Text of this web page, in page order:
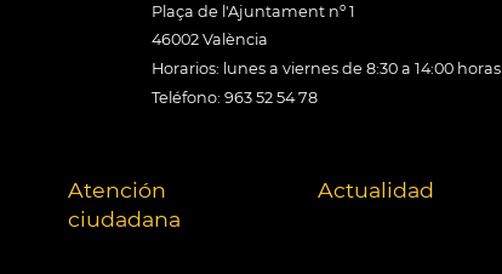
Plaça de l'Ajuntament nº 1
46002 València
Horarios: lunes a viernes de 8:30 a 14:00 horas
Teléfono: 963 52 54 78
Atención
ciudadana
Actualidad